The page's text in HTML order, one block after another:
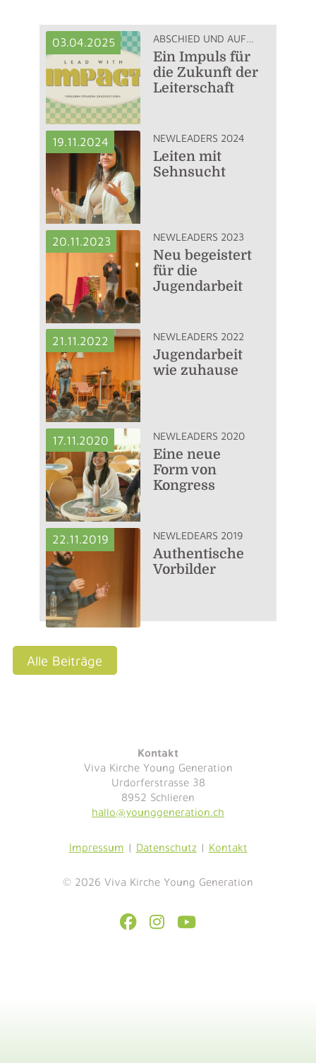
03.04.2025 ABSCHIED UND AUFBRUCH
Ein Impuls für
die Zukunft der
Leiterschaft
19.11.2024 NEWLEADERS 2024
Leiten mit
Sehnsucht
20.11.2023 NEWLEADERS 2023
Neu begeistert
für die
Jugendarbeit
21.11.2022 NEWLEADERS 2022
Jugendarbeit
wie zuhause
17.11.2020 NEWLEADERS 2020
Eine neue
Form von
Kongress
22.11.2019 NEWLEDEARS 2019
Authentische
Vorbilder
Alle Beiträge
Kontakt
Viva Kirche Young Generation
Urdorferstrasse 38
8952 Schlieren
hallo@younggeneration.ch
Impressum | Datenschutz| Kontakt
© 2026 Viva Kirche Young Generation